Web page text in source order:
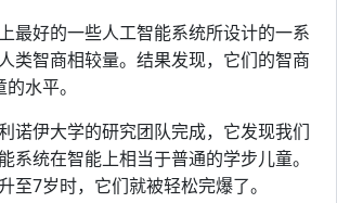
最好的一些人工智能系统所设计的一系
类智商相较量。结果发现，它们的智商
水平。
诺伊大学的研究团队完成，它发现我们
系统在智能上相当于普通的学步儿童。
至7岁时，它们就被轻松完爆了。